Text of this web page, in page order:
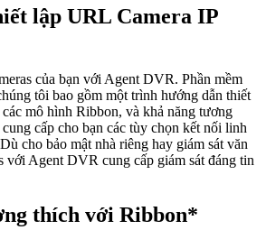
lập URL Camera IP
của bạn với Agent DVR. Phần mềm
tôi bao gồm một trình hướng dẫn thiết
mô hình Ribbon, và khả năng tương
cấp cho bạn các tùy chọn kết nối linh
cho bảo mật nhà riêng hay giám sát văn
với Agent DVR cung cấp giám sát đáng tin
thích với Ribbon*